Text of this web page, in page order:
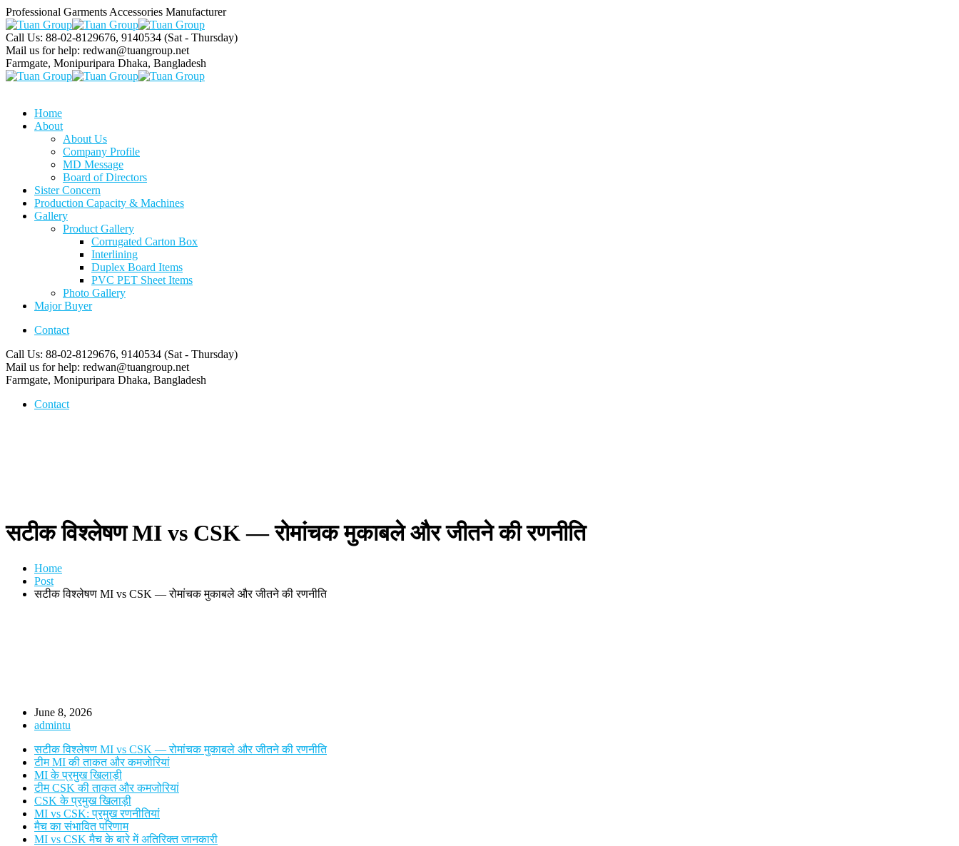
Professional Garments Accessories Manufacturer
Call Us: 88-02-8129676, 9140534 (Sat - Thursday)
Mail us for help: redwan@tuangroup.net
Farmgate, Monipuripara Dhaka, Bangladesh
Home
About
About Us
Company Profile
MD Message
Board of Directors
Sister Concern
Production Capacity & Machines
Gallery
Product Gallery
Corrugated Carton Box
Interlining
Duplex Board Items
PVC PET Sheet Items
Photo Gallery
Major Buyer
Contact
Call Us: 88-02-8129676, 9140534 (Sat - Thursday)
Mail us for help: redwan@tuangroup.net
Farmgate, Monipuripara Dhaka, Bangladesh
Contact
सटीक विश्लेषण MI vs CSK — रोमांचक मुकाबले और जीतने की रणनीति
Home
Post
सटीक विश्लेषण MI vs CSK — रोमांचक मुकाबले और जीतने की रणनीति
June 8, 2026
admintu
सटीक विश्लेषण MI vs CSK — रोमांचक मुकाबले और जीतने की रणनीति
टीम MI की ताकत और कमजोरियां
MI के प्रमुख खिलाड़ी
टीम CSK की ताकत और कमजोरियां
CSK के प्रमुख खिलाड़ी
MI vs CSK: प्रमुख रणनीतियां
मैच का संभावित परिणाम
MI vs CSK मैच के बारे में अतिरिक्त जानकारी